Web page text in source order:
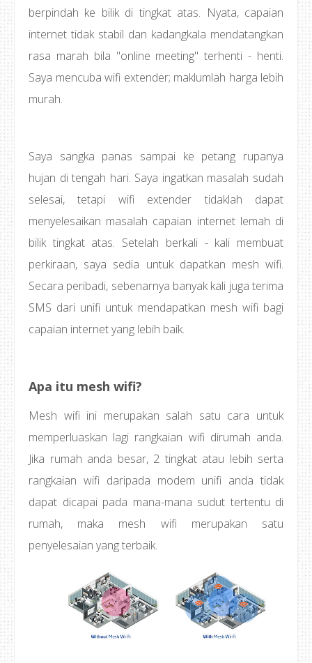
berpindah ke bilik di tingkat atas. Nyata, capaian
internet tidak stabil dan kadangkala mendatangkan
rasa marah bila "online meeting" terhenti - henti.
Saya mencuba wifi extender; maklumlah harga lebih
murah.
Saya sangka panas sampai ke petang rupanya
hujan di tengah hari. Saya ingatkan masalah sudah
selesai, tetapi wifi extender tidaklah dapat
menyelesaikan masalah capaian internet lemah di
bilik tingkat atas. Setelah berkali - kali membuat
perkiraan, saya sedia untuk dapatkan mesh wifi.
Secara peribadi, sebenarnya banyak kali juga terima
SMS dari unifi untuk mendapatkan mesh wifi bagi
capaian internet yang lebih baik.
Apa itu mesh wifi?
Mesh wifi ini merupakan salah satu cara untuk
memperluaskan lagi rangkaian wifi dirumah anda.
Jika rumah anda besar, 2 tingkat atau lebih serta
rangkaian wifi daripada modem unifi anda tidak
dapat dicapai pada mana-mana sudut tertentu di
rumah, maka mesh wifi merupakan satu
penyelesaian yang terbaik.